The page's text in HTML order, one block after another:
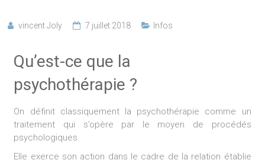
vincent Joly 7 juillet 2018 Infos
Qu’est-ce que la
psychothérapie ?
On définit classiquement la psychothérapie comme un
traitement qui s’opère par le moyen de procédés
psychologiques.
Elle exerce son action dans le cadre de la relation établie